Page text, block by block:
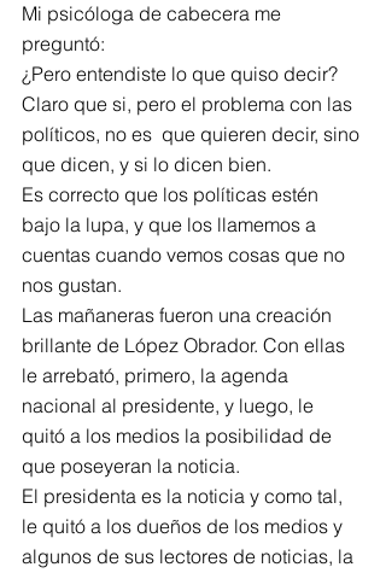
Mi psicóloga de cabecera me
preguntó:
¿Pero entendiste lo que quiso decir?
Claro que si, pero el problema con las
políticos, no es  que quieren decir, sino
que dicen, y si lo dicen bien.
Es correcto que los políticas estén
bajo la lupa, y que los llamemos a
cuentas cuando vemos cosas que no
nos gustan.
Las mañaneras fueron una creación
brillante de López Obrador. Con ellas
le arrebató, primero, la agenda
nacional al presidente, y luego, le
quitó a los medios la posibilidad de
que poseyeran la noticia.
El presidenta es la noticia y como tal,
le quitó a los dueños de los medios y
algunos de sus lectores de noticias, la